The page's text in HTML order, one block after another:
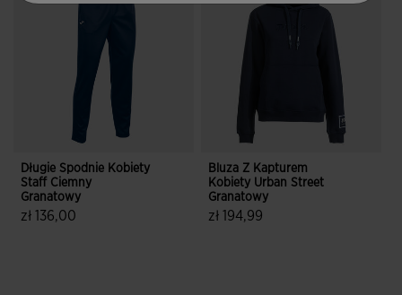
Długie Spodnie Kobiety
Staff Ciemny
Granatowy
zł 136,00
Bluza Z Kapturem
Kobiety Urban Street
Granatowy
zł 194,99